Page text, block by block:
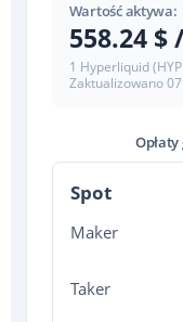
Wartość aktywa:
558.24 $
1 Hyperliquid
Zaktualizowano
Spot
Maker
Taker